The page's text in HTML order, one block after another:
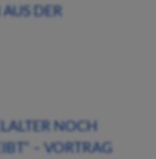
DER
NOCH
– VORTRAG